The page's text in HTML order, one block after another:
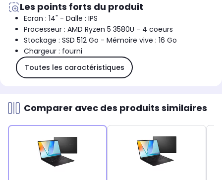
Les points forts du produit
Ecran : 14" - Dalle : IPS
Processeur : AMD Ryzen 5 3580U - 4 coeurs
Stockage : SSD 512 Go - Mémoire vive : 16 Go
Chargeur : fourni
Toutes les caractéristiques
Comparer avec des produits similaires